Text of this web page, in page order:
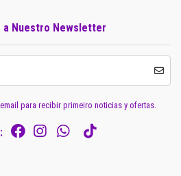
a Nuestro Newsletter
para recibir primeiro noticias y ofertas.